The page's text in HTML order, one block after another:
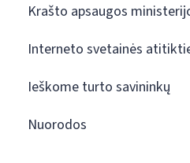
Krašto apsaugos
Interneto svetainės
Ieškome turto savininkų
Nuorodos